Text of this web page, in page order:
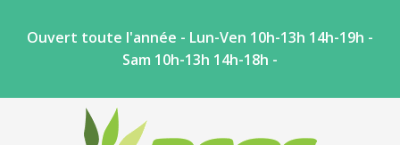
Ouvert toute l'année - Lun-Ven 10h-13h 14h-19h -
Sam 10h-13h 14h-18h -